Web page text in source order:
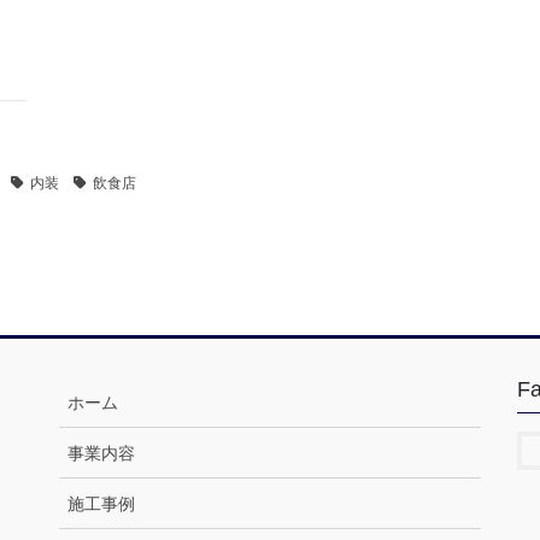
内装 飲食店
ホーム
事業内容
施工事例